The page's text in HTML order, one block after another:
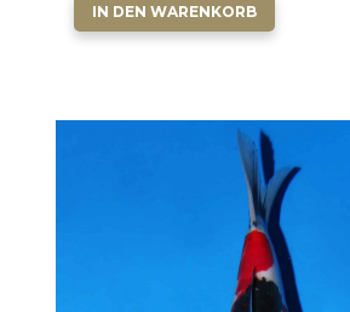
IN DEN WARENKORB